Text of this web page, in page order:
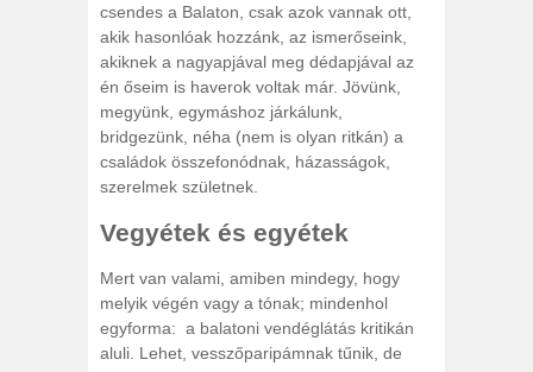
csendes a Balaton, csak azok vannak ott,
akik hasonlóak hozzánk, az ismerőseink,
akiknek a nagyapjával meg dédapjával az
én őseim is haverok voltak már. Jövünk,
megyünk, egymáshoz járkálunk,
bridgezünk, néha (nem is olyan ritkán) a
családok összefonódnak, házasságok,
szerelmek születnek.
Vegyétek és egyétek
Mert van valami, amiben mindegy, hogy
melyik végén vagy a tónak; mindenhol
egyforma: a balatoni vendéglátás kritikán
aluli. Lehet, vesszőparipámnak tűnik, de